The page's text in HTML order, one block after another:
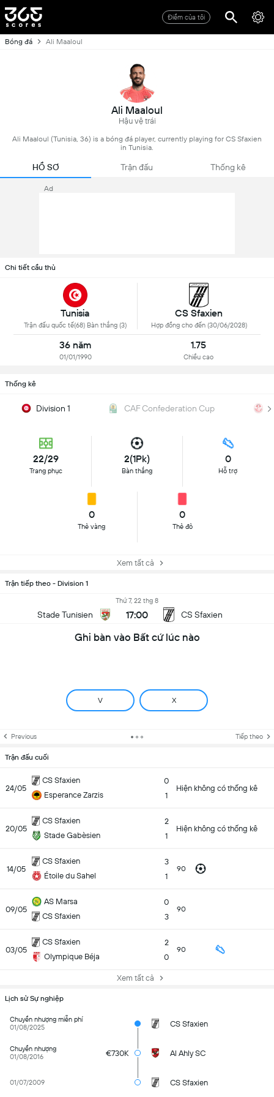
Điểm của tôi
Bóng đá Ali Maaloul
Ali Maaloul
Hậu vệ trái
Ali Maaloul (Tunisia, 36) is a bóng đá player, currently playing for CS Sfaxien
in Tunisia.
HỒ SƠ Trận đấu Thống kê
Ad
Chi tiết cầu thủ
Tunisia
Trận đấu quốc tế(68) Bàn thắng (3)
CS Sfaxien
Hợp đồng cho đến (30/06/2028)
36 năm
01/01/1990
1.75
Chiều cao
Thống kê
Division 1 CAF Confederation Cup
22/29
Trang phục
2(1Pk)
Bàn thắng
0
Hỗ trợ
0
Thẻ vàng
0
Thẻ đỏ
Xem tất cả
Trận tiếp theo - Division 1
Stade Tunisien
Thứ 7, 22 thg 8
17:00 CS Sfaxien
Ghi bàn vào Bất cứ lúc nào
V X
Previous Tiếp theo
Trận đấu cuối
24/05
CS Sfaxien
Esperance Zarzis
0
1
Hiện không có thống kê
20/05
CS Sfaxien
Stade Gabèsien
2
1
Hiện không có thống kê
14/05
CS Sfaxien
Étoile du Sahel
3
1
90
09/05
AS Marsa
CS Sfaxien
0
3
90
03/05
CS Sfaxien
Olympique Béja
2
0
90
Xem tất cả
Lịch sử Sự nghiệp
Chuyển nhượng miễn phí
01/08/2025
CS Sfaxien
Chuyển nhượng
01/08/2016
€730K Al Ahly SC
01/07/2009 CS Sfaxien